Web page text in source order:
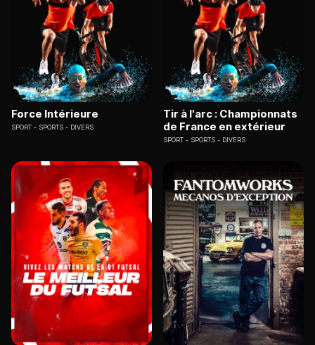
Force Intérieure
SPORT SPORTS - DIVERS
Tir à l'arc : Championnats
de France en extérieur
SPORT SPORTS - DIVERS